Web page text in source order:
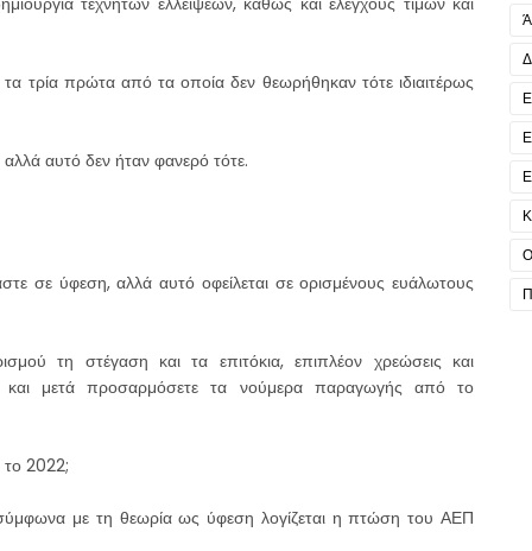
τρία πρώτα από τα οποία δεν θεωρήθηκαν τότε ιδιαιτέρως
αυτό δεν ήταν φανερό τότε.
σε ύφεση, αλλά αυτό οφείλεται σε ορισμένους ευάλωτους
τη στέγαση και τα επιτόκια, επιπλέον χρεώσεις και
και μετά προσαρμόσετε τα νούμερα παραγωγής από το
2022;
με τη θεωρία ως ύφεση λογίζεται η πτώση του ΑΕΠ